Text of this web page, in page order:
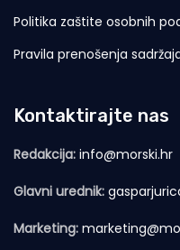
Politika zaštite osobnih
Pravila prenošenja
Kontaktirajte nas
Redakcija: info@morski.hr
Glavni urednik:
Marketing: